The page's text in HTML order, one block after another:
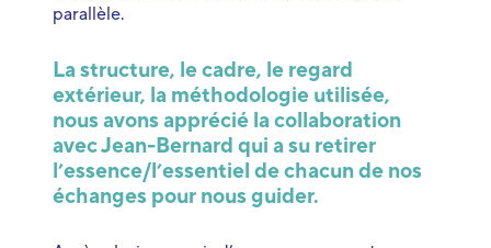
parallèle.
La structure, le cadre, le regard
extérieur, la méthodologie utilisée,
nous avons apprécié la collaboration
avec Jean-Bernard qui a su retirer
l’essence/l’essentiel de chacun de nos
échanges pour nous guider.